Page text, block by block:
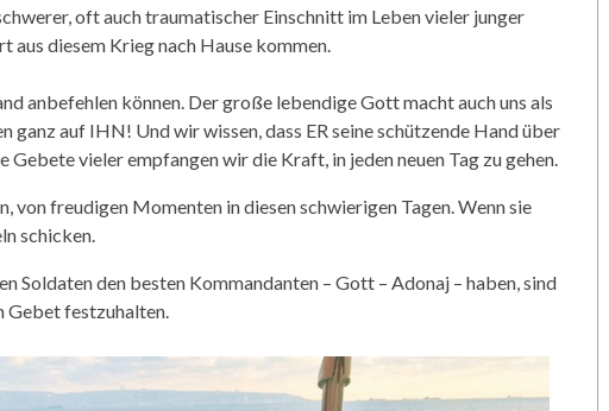
oft auch traumatischer Einschnitt im Leben vieler junger
aus diesem Krieg nach Hause kommen.
anbefehlen können. Der große lebendige Gott macht auch uns als
auf IHN! Und wir wissen, dass ER seine schützende Hand über
vieler empfangen wir die Kraft, in jeden neuen Tag zu gehen.
von freudigen Momenten in diesen schwierigen Tagen. Wenn sie
schicken.
Soldaten den besten Kommandanten – Gott – Adonaj – haben, sind
Gebet festzuhalten.